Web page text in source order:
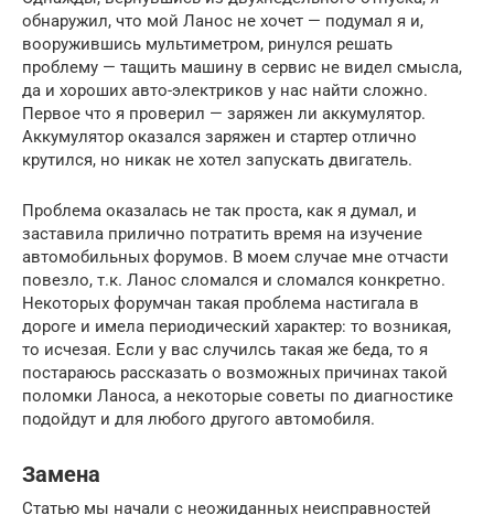
обнаружил, что мой Ланос не хочет — подумал я и,
вооружившись мультиметром, ринулся решать
проблему — тащить машину в сервис не видел смысла,
да и хороших авто-электриков у нас найти сложно.
Первое что я проверил — заряжен ли аккумулятор.
Аккумулятор оказался заряжен и стартер отлично
крутился, но никак не хотел запускать двигатель.
Проблема оказалась не так проста, как я думал, и
заставила прилично потратить время на изучение
автомобильных форумов. В моем случае мне отчасти
повезло, т.к. Ланос сломался и сломался конкретно.
Некоторых форумчан такая проблема настигала в
дороге и имела периодический характер: то возникая,
то исчезая. Если у вас случилсь такая же беда, то я
постараюсь рассказать о возможных причинах такой
поломки Ланоса, а некоторые советы по диагностике
подойдут и для любого другого автомобиля.
Замена
Статью мы начали с неожиданных неисправностей